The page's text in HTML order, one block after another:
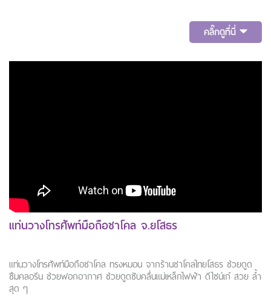
คลิ๊กดูที่นี่
แท่นวางโทรศัพท์มือถือชาโคล จ.ยโสธร
แท่นวางโทรศัพท์มือถือชาโคล ทรงหมอน จากร้านชาโคลไทยโสธร ช่วยดูด
ซึมคลอรีน ช่วยฟอกอากาศ ช่วยดูดซับคลื่นแม่เหล็กไฟฟ้า ดีไซน์เก๋ สวย ล้ำ
สุด ๆ